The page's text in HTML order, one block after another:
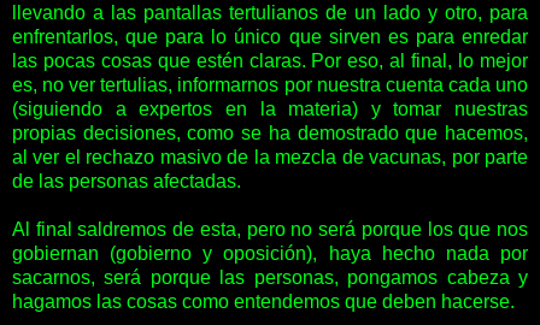
llevando a las pantallas tertulianos de un lado y otro, para
enfrentarlos, que para lo único que sirven es para enredar
las pocas cosas que estén claras. Por eso, al final, lo mejor
es, no ver tertulias, informarnos por nuestra cuenta cada uno
(siguiendo a expertos en la materia) y tomar nuestras
propias decisiones, como se ha demostrado que hacemos,
al ver el rechazo masivo de la mezcla de vacunas, por parte
de las personas afectadas.
Al final saldremos de esta, pero no será porque los que nos
gobiernan (gobierno y oposición), haya hecho nada por
sacarnos, será porque las personas, pongamos cabeza y
hagamos las cosas como entendemos que deben hacerse.